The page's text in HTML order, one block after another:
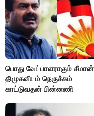
பொது வேட்பாளராகும்
திமுகவிடம் நெருக்கம்
காட்டுவதன் பின்னணி